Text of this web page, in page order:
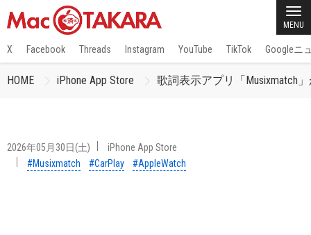
MENU
X Facebook Threads Instagram YouTube TikTok Googleニ
HOME iPhone App Store 歌詞表示アプリ「Musixmatch
2026年05月30日(土)
iPhone App Store
#Musixmatch
#CarPlay #AppleWatch